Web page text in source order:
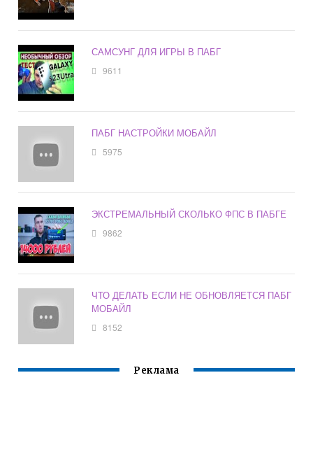
САМСУНГ ДЛЯ ИГРЫ В ПАБГ
9611
ПАБГ НАСТРОЙКИ МОБАЙЛ
5975
ЭКСТРЕМАЛЬНЫЙ СКОЛЬКО ФПС В ПАБГЕ
9862
ЧТО ДЕЛАТЬ ЕСЛИ НЕ ОБНОВЛЯЕТСЯ ПАБГ
МОБАЙЛ
8152
Реклама